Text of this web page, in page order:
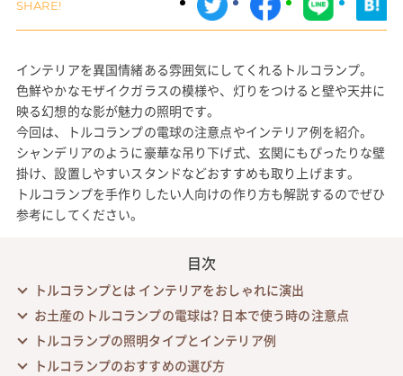
インテリアを異国情緒ある雰囲気にしてくれるトルコランプ。
色鮮やかなモザイクガラスの模様や、灯りをつけると壁や天井に
映る幻想的な影が魅力の照明です。
今回は、トルコランプの電球の注意点やインテリア例を紹介。
シャンデリアのように豪華な吊り下げ式、玄関にもぴったりな壁
掛け、設置しやすいスタンドなどおすすめも取り上げます。
トルコランプを手作りしたい人向けの作り方も解説するのでぜひ
参考にしてください。
目次
トルコランプとは インテリアをおしゃれに演出
お土産のトルコランプの電球は? 日本で使う時の注意点
トルコランプの照明タイプとインテリア例
トルコランプのおすすめの選び方